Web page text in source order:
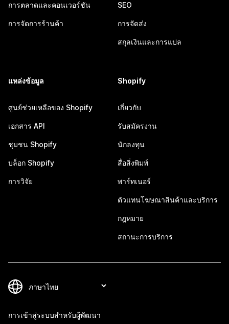
การตลาดและคอนเวอร์ชัน
การจัดการร้านค้า
SEO
การจัดส่ง
สกุลเงินและการแปล
แหล่งข้อมูล
ศูนย์ช่วยเหลือของ Shopify
เอกสาร API
ชุมชน Shopify
บล็อก Shopify
การวิจัย
Shopify
เกี่ยวกับ
รับสมัครงาน
นักลงทุน
สื่อสิ่งพิมพ์
พาร์ทเนอร์
ตัวแทนโฆษณาสินค้าและบริการ
กฎหมาย
สถานะการบริการ
การเข้าสู่ระบบสำหรับผู้พัฒนา